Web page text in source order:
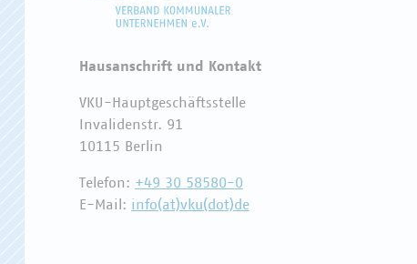
Hausanschrift und Kontakt
VKU-Hauptgeschäftsstelle
Invalidenstr. 91
10115 Berlin
Telefon: +49 30 58580-0
E-Mail: info(at)vku(dot)de